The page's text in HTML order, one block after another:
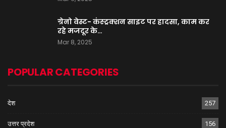
ग्रेनो वेस्ट- कंस्ट्रक्शन साइट पर हादसा, काम कर
रहे मजदूर के…
Mar 8, 2025
POPULAR CATEGORIES
देश 257
उत्तर प्रदेश 156